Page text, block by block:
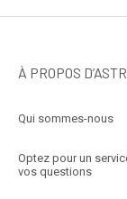
À PROPOS
Qui sommes-nous
Optez pour un
vos questions